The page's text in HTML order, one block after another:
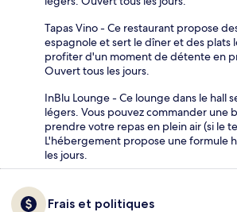
Tapas Vino - Ce restaurant propose
espagnole et sert le dîner et des plats
profiter d'un moment de détente en
Ouvert tous les jours.
InBlu Lounge - Ce lounge dans le hall
légers. Vous pouvez commander une
prendre votre repas en plein air (si le
L'hébergement propose une formule
les jours.
Frais et politiques